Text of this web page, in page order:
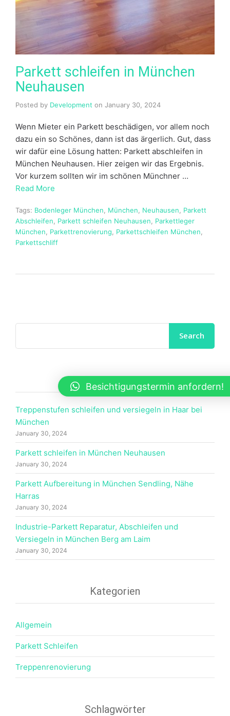
Parkett schleifen in München
Neuhausen
Posted by Development on January 30, 2024
Wenn Mieter ein Parkett beschädigen, vor allem noch
dazu ein so Schönes, dann ist das ärgerlich. Gut, dass
wir dafür eine Lösung hatten: Parkett abschleifen in
München Neuhausen. Hier zeigen wir das Ergebnis.
Vor kurzem sollten wir im schönen Münchner …
Read More
Tags: Bodenleger München München Neuhausen
Parkett
Abschleifen
Parkett schleifen Neuhausen
Parkettleger
München
Parkettrenovierung Parkettschleifen München
Parkettschliff
Neueste Beiträge
Treppenstufen schleifen und versiegeln in Haar bei
München
January 30, 2024
Parkett schleifen in München Neuhausen
January 30, 2024
Parkett Aufbereitung in München Sendling, Nähe
Harras
January 30, 2024
Industrie-Parkett Reparatur, Abschleifen und
Versiegeln in München Berg am Laim
January 30, 2024
Kategorien
Allgemein
Parkett Schleifen
Treppenrenovierung
Schlagwörter
Besichtigungstermin anfordern!